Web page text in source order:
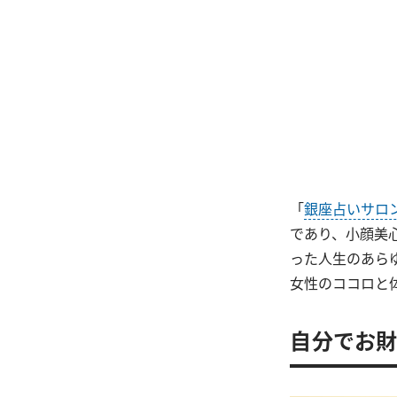
「銀座占いサロ
であり、小顔美
った人生のあら
女性のココロと
自分でお